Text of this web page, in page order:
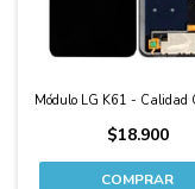
Módulo LG K61 - Calidad
$18.900